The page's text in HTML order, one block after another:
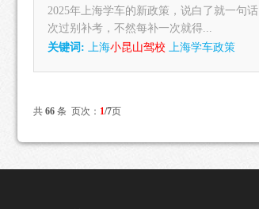
2025年上海学车的新政策，说白了就一句
次过别补考，不然每补一次就得...
关键词: 上海小昆山驾校 上海学车政策
共 66条 页次： 1/7页